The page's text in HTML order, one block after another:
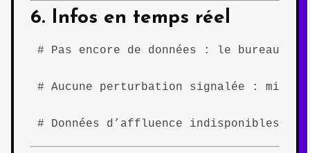
6. Infos en temps réel
# Pas encore de données : le bureau
# Aucune perturbation signalée : mise
# Données d’affluence indisponibles